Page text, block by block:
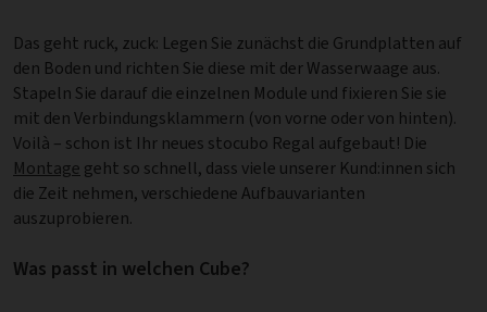
Das geht ruck, zuck: Legen Sie zunächst die Grundplatten auf
den Boden und richten Sie diese mit der Wasserwaage aus.
Stapeln Sie darauf die einzelnen Module und fixieren Sie sie
mit den Verbindungsklammern (von vorne oder von hinten).
Voilà – schon ist Ihr neues stocubo Regal aufgebaut! Die
Montage geht so schnell, dass viele unserer Kund:innen sich
die Zeit nehmen, verschiedene Aufbauvarianten
auszuprobieren.
Was passt in welchen Cube?